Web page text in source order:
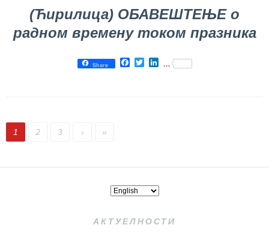
(Ћирилица) ОБАВЕШТЕЊЕ о
радном времену током празника
Share Facebook
TwitterLinkedIn
...
1 2 3 › »
АКТУЕЛНОСТИ